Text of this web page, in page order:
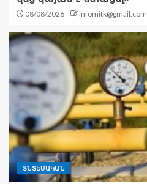
08/08/2026 infomitk@gmail.com
ՏՆՏԵՍԱԿԱՆ